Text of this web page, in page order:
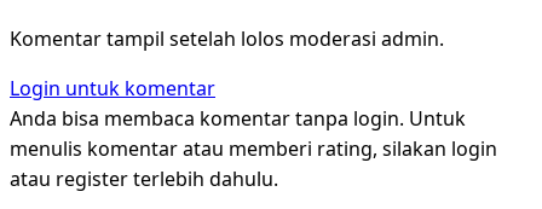
Komentar tampil setelah lolos moderasi admin.
Login untuk komentar
Anda bisa membaca komentar tanpa login. Untuk
menulis komentar atau memberi rating, silakan login
atau register terlebih dahulu.